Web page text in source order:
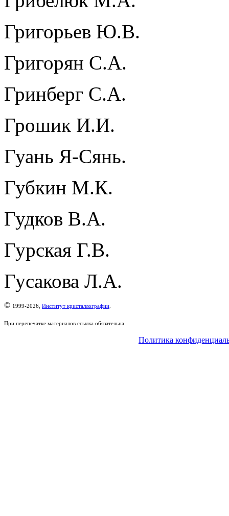
Григорьев Ю.В.
Григорян С.А.
Гринберг С.А.
Грошик И.И.
Гуань Я-Сянь.
Губкин М.К.
Гудков В.А.
Гурская Г.В.
Гусакова Л.А.
© 1999-2026, Институт кристаллографии
При перепечатке материалов ссылка обязательна.
Политика